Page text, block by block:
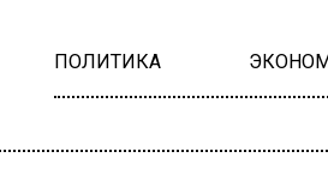
ПОЛИТИКА